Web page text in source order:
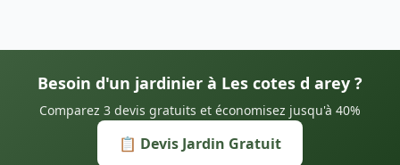
Besoin d'un jardinier à Les cotes d arey ?
Comparez 3 devis gratuits et économisez jusqu'à 40%
📋 Devis Jardin Gratuit